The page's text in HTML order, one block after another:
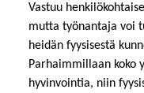
Vastuu
mutta työnantaja voi
heidän fyysisestä
Parhaimmillaan koko
hyvinvointia, niin